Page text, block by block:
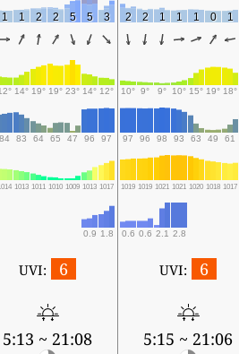
1 1 2 2 5 5 3 2 2 1 1 1 0 1
14° 19° 19° 23° 14° 12° 10° 9° 9° 10° 15° 19° 18°
84 83 64 65 47 96 97 97 96 98 93 63 49 61
1013 1011 1010 1009 1013 1017 1019 1019 1021 1021 1020 1018 1017
0.9 1.8 0.6 0.6 2.1 2.8
UVI: 6
5:13 ~ 21:08
UVI: 6
5:15 ~ 21:06